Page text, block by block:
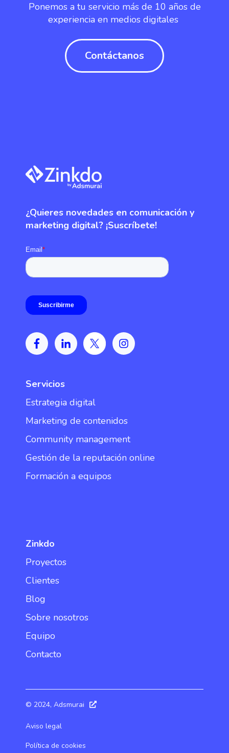
Ponemos a tu servicio más de 10 años de
experiencia en medios digitales
Contáctanos
¿Quieres novedades en comunicación y
marketing digital? ¡Suscríbete!
Servicios
Estrategia digital
Marketing de contenidos
Community management
Gestión de la reputación online
Formación a equipos
Zinkdo
Proyectos
Clientes
Blog
Sobre nosotros
Equipo
Contacto
© 2024, Adsmurai
Aviso legal
Política de cookies